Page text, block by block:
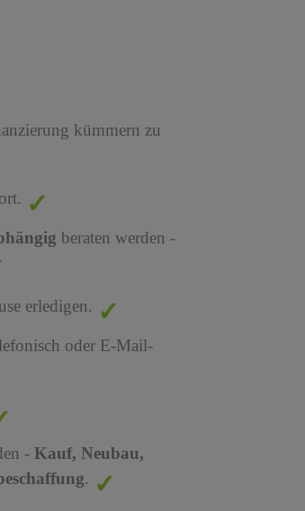
kümmern zu
beraten werden -
erledigen.
oder E-Mail-
- Kauf, Neubau,
.